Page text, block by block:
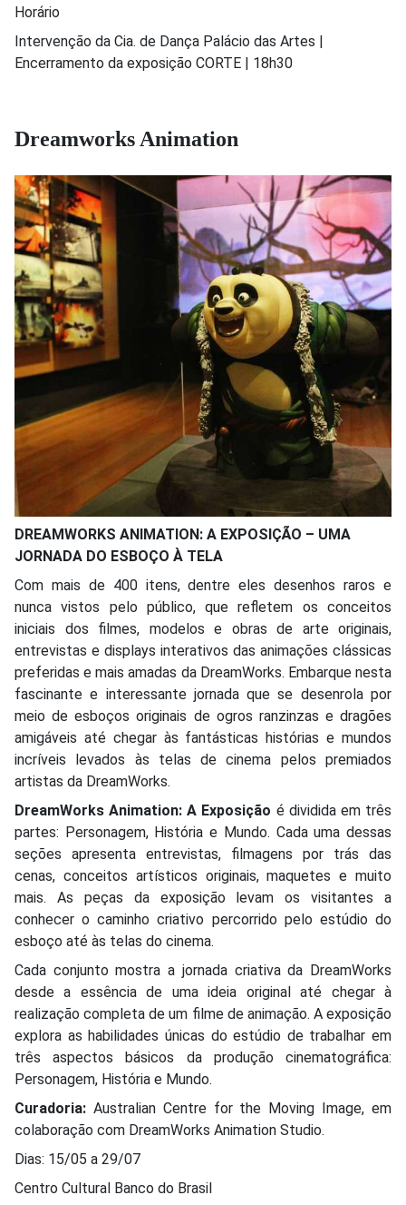
Horário
Intervenção da Cia. de Dança Palácio das Artes |
Encerramento da exposição CORTE | 18h30
Dreamworks Animation
DREAMWORKS ANIMATION: A EXPOSIÇÃO – UMA
JORNADA DO ESBOÇO À TELA
Com mais de 400 itens, dentre eles desenhos raros e
nunca vistos pelo público, que refletem os conceitos
iniciais dos filmes, modelos e obras de arte originais,
entrevistas e displays interativos das animações clássicas
preferidas e mais amadas da DreamWorks. Embarque nesta
fascinante e interessante jornada que se desenrola por
meio de esboços originais de ogros ranzinzas e dragões
amigáveis até chegar às fantásticas histórias e mundos
incríveis levados às telas de cinema pelos premiados
artistas da DreamWorks.
DreamWorks Animation: A Exposição é dividida em três
partes: Personagem, História e Mundo. Cada uma dessas
seções apresenta entrevistas, filmagens por trás das
cenas, conceitos artísticos originais, maquetes e muito
mais. As peças da exposição levam os visitantes a
conhecer o caminho criativo percorrido pelo estúdio do
esboço até às telas do cinema.
Cada conjunto mostra a jornada criativa da DreamWorks
desde a essência de uma ideia original até chegar à
realização completa de um filme de animação. A exposição
explora as habilidades únicas do estúdio de trabalhar em
três aspectos básicos da produção cinematográfica:
Personagem, História e Mundo.
Curadoria: Australian Centre for the Moving Image, em
colaboração com DreamWorks Animation Studio.
Dias: 15/05 a 29/07
Centro Cultural Banco do Brasil